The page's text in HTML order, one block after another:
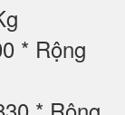
* Rộng